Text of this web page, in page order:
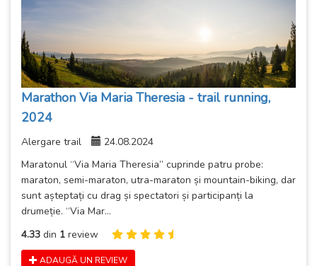
Marathon Via Maria Theresia - trail running,
2024
Alergare trail
24.08.2024
Maratonul “Via Maria Theresia” cuprinde patru probe:
maraton, semi-maraton, utra-maraton și mountain-biking, dar
sunt așteptați cu drag și spectatori și participanți la
drumeție. “Via Mar...
4.33 din 1 review
ADAUGĂ UN REVIEW